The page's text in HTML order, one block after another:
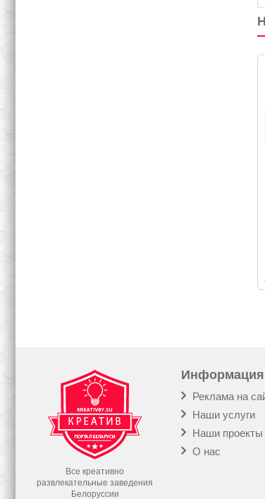
Все креативно
развлекательные заведения
Белоруссии
Информация
Реклама на
Наши услуги
Наши проекты
О нас